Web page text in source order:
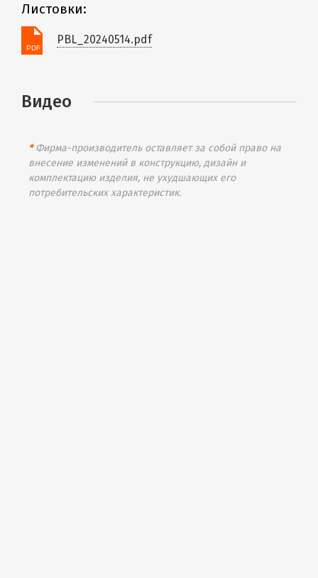
Листовки:
PBL_20240514.pdf
Видео
*Фирма-производитель оставляет за собой право на
внесение изменений в конструкцию, дизайн и
комплектацию изделия, не ухудшающих его
потребительских характеристик.